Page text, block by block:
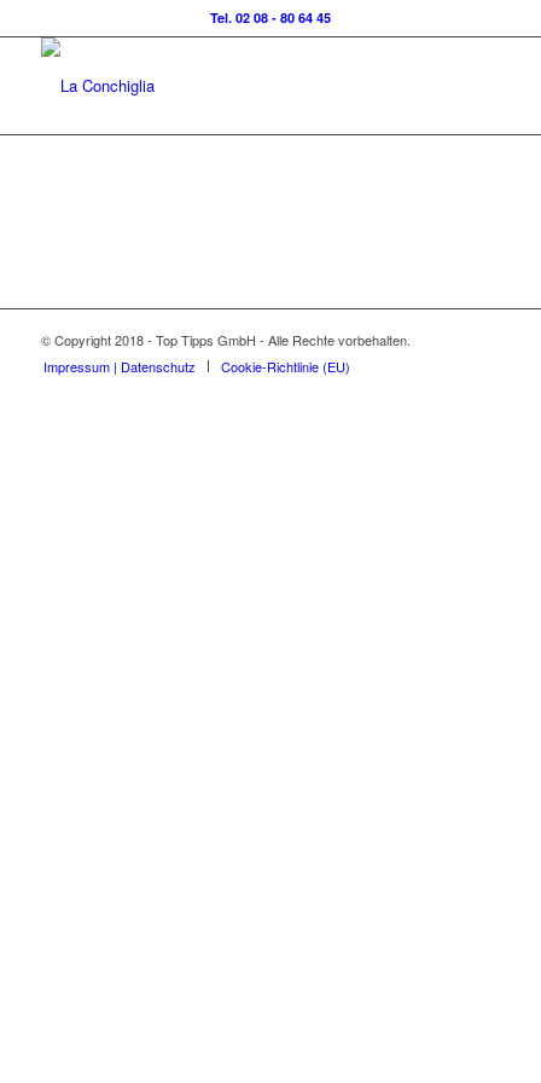
Tel. 02 08 - 80 64 45
© Copyright 2018 - Top Tipps GmbH - Alle Rechte vorbehalten.
Impressum | Datenschutz
Cookie-Richtlinie (EU)